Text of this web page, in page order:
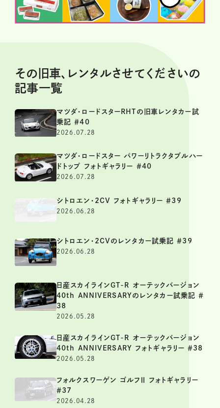
その旧車、レンタルさせてくださいの
記事一覧
マツダ・ロードスターRHTの旧車レンタカー試
乗記 ＃40
2026.07.28
マツダ・ロードスター パワーリトラクタブルハー
ドトップ フォトギャラリー ＃40
2026.07.28
シトロエン・2CV フォトギャラリー ＃39
2026.06.28
シトロエン・2CVのレンタカー試乗記 ＃39
2026.06.28
日産スカイラインGT-R オーテックバージョン
40th ANNIVERSARYのレンタカー試乗記 ＃
38
2026.05.28
日産スカイラインGT-R オーテックバージョン
40th ANNIVERSARY フォトギャラリー ＃38
2026.05.28
フォルクスワーゲン ゴルフⅡ フォトギャラリー
＃37
2026.04.28